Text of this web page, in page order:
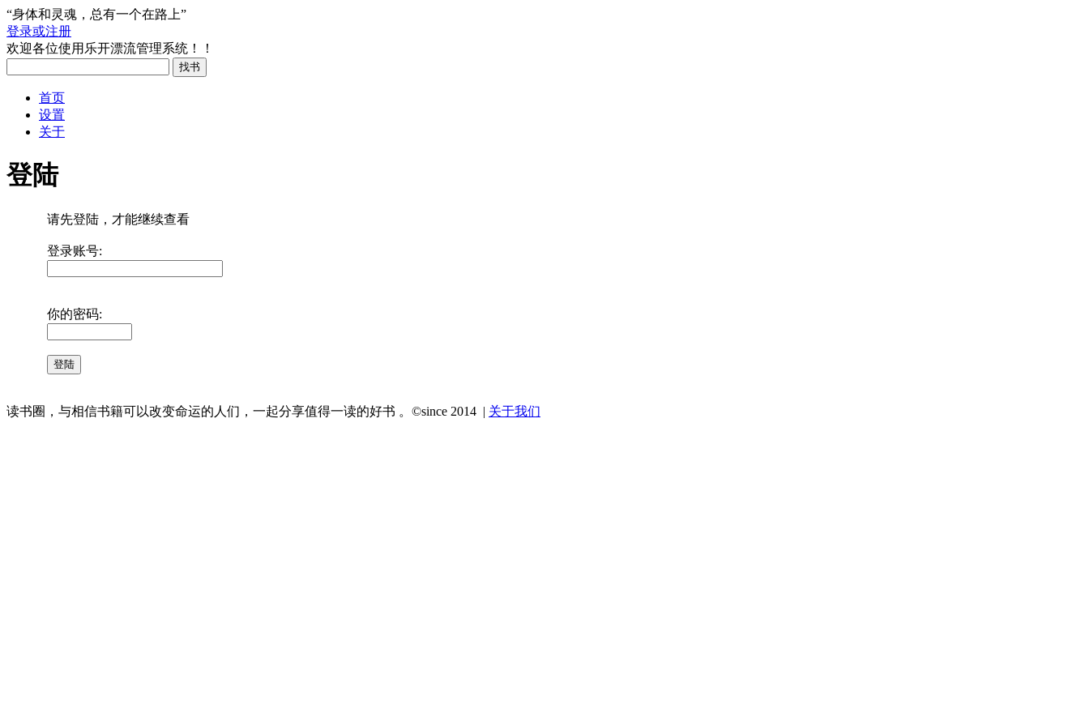
“身体和灵魂，总有一个在路上”
登录或注册
欢迎各位使用乐开漂流管理系统！！
首页
设置
关于
登陆
请先登陆，才能继续查看
登录账号:
你的密码:
读书圈，与相信书籍可以改变命运的人们，一起分享值得一读的好书 。©since 2014 | 关于我们